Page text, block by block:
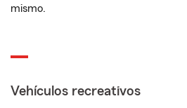
mismo.
Vehículos recreativos